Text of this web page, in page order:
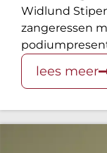
Widlund
zangeressen
lees meer